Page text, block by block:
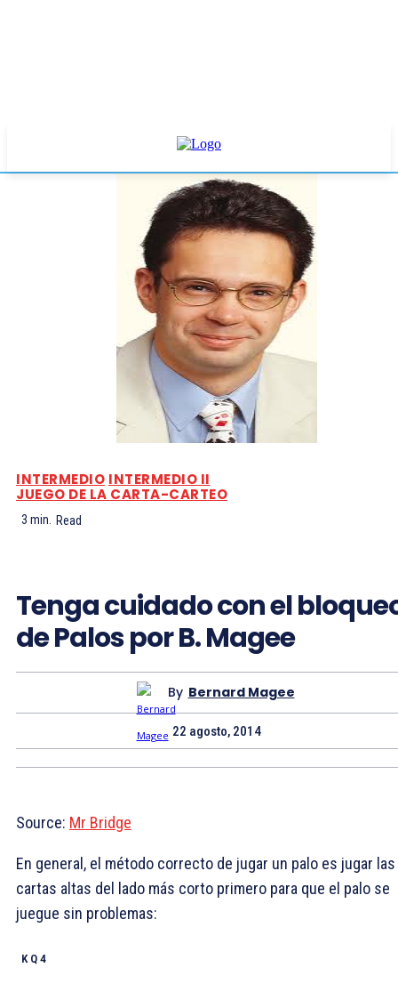
INTERMEDIO INTERMEDIO II
JUEGO DE LA CARTA-CARTEO
3 min. Read
Tenga cuidado con el
de Palos por B. Magee
By Bernard Magee
22 agosto, 2014
Source: Mr Bridge
En general, el método correcto de jugar un palo es jugar las
cartas altas del lado más corto primero para que el palo se
juegue sin problemas:
K Q 4